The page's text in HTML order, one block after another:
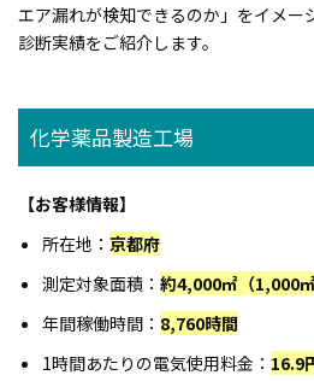
エア漏れが検知できるのか」をイメー
診断実績をご紹介します。
化学薬品製造工場
【お客様情報】
所在地： 京都府
測定対象面積： 約4,000㎡（1,000
年間稼働時間： 8,760時間
1時間あたりの電気使用料金： 16.9